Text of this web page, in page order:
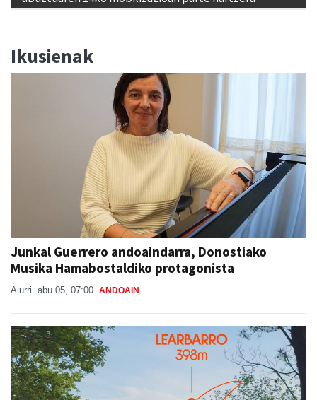
Ikusienak
Junkal Guerrero andoaindarra, Donostiako
Musika Hamabostaldiko protagonista
Aiurri abu 05, 07:00 ANDOAIN